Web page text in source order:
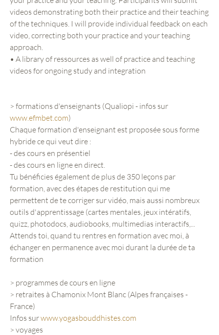
videos demonstrating both their practice and their teaching
of the techniques. I will provide individual feedback on each
video, correcting both your practice and your teaching
approach.
• A library of ressources as well of practice and teaching
videos for ongoing study and integration
> formations d'enseignants (Qualiopi - infos sur
www.efmbet.com)
Chaque formation d'enseignant est proposée sous forme
hybride ce qui veut dire :
- des cours en présentiel
- des cours en ligne en direct.
Tu bénéficies également de plus de 350 leçons par
formation, avec des étapes de restitution qui me
permettent de te corriger sur vidéo, mais aussi nombreux
outils d'apprentissage (cartes mentales, jeux intératifs,
quizz, photodocs, audiobooks, multimedias interactifs,...
Attends toi, quand tu rentres en formation avec moi, à
échanger en permanence avec moi durant la durée de ta
formation
> programmes de cours en ligne
> retraites à Chamonix Mont Blanc (Alpes françaises -
France)
Infos surwww.yogasbouddhistes.com
> voyages